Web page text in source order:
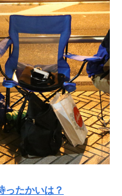
ったかいは？